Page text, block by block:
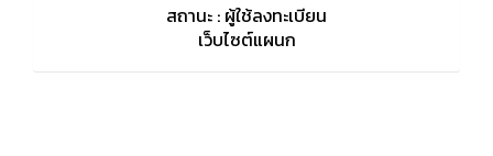
สถานะ : ผู้ใช้ลงทะเบียน
เว็บไซต์แผนก